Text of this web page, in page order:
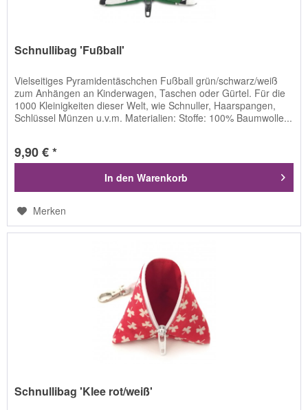
Schnullibag 'Fußball'
Vielseitiges Pyramidentäschchen Fußball grün/schwarz/weiß
zum Anhängen an Kinderwagen, Taschen oder Gürtel. Für die
1000 Kleinigkeiten dieser Welt, wie Schnuller, Haarspangen,
Schlüssel Münzen u.v.m. Materialien: Stoffe: 100% Baumwolle...
9,90 € *
In den Warenkorb
Merken
Schnullibag 'Klee rot/weiß'